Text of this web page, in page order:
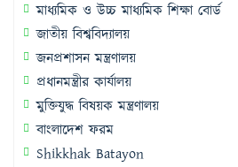
মাধ্যমিক ও উচ্চ মাধ্যমিক শিক্ষা বোর্ড
জাতীয় বিশ্ববিদ্যালয়
জনপ্রশাসন মন্ত্রণালয়
প্রধানমন্ত্রীর কার্যালয়
মুক্তিযুদ্ধ বিষয়ক মন্ত্রণালয়
বাংলাদেশ ফরম
Shikkhak Batayon